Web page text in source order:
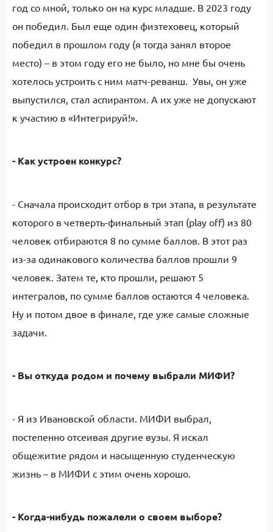
год со мной, только он на курс младше. В 2023 году
он победил. Был еще один физтеховец, который
победил в прошлом году (я тогда занял второе
место) – в этом году его не было, но мне бы очень
хотелось устроить с ним матч-реванш. Увы, он уже
выпустился, стал аспирантом. А их уже не допускают
к участию в «Интегрируй!».
- Как устроен конкурс?
- Сначала происходит отбор в три этапа, в результате
которого в четверть-финальный этап (play off) из 80
человек отбираются 8 по сумме баллов. В этот раз
из-за одинакового количества баллов прошли 9
человек. Затем те, кто прошли, решают 5
интегралов, по сумме баллов остаются 4 человека.
Ну и потом двое в финале, где уже самые сложные
задачи.
- Вы откуда родом и почему выбрали МИФИ?
- Я из Ивановской области. МИФИ выбрал,
постепенно отсеивая другие вузы. Я искал
общежитие рядом и насыщенную студенческую
жизнь – в МИФИ с этим очень хорошо.
- Когда-нибудь пожалели о своем выборе?